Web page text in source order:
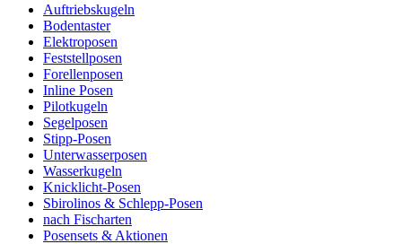
Auftriebskugeln
Bodentaster
Elektroposen
Feststellposen
Forellenposen
Inline Posen
Pilotkugeln
Segelposen
Stipp-Posen
Unterwasserposen
Wasserkugeln
Knicklicht-Posen
Sbirolinos & Schlepp-Posen
nach Fischarten
Posensets & Aktionen